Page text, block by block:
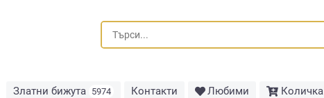
Златни бижута 5974 Контакти Любими Количка